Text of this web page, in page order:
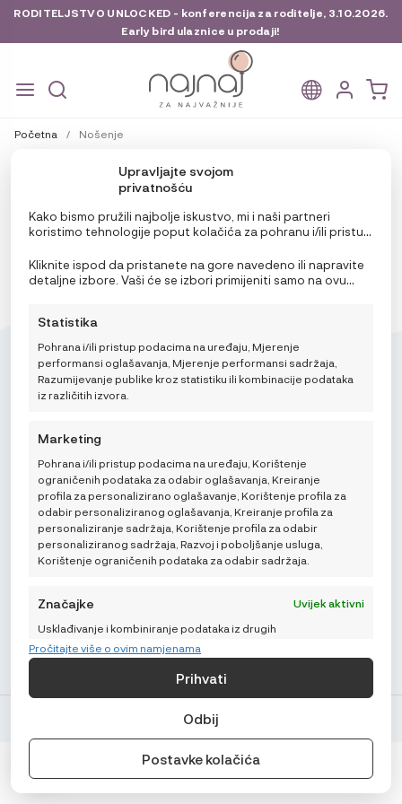
Upravljajte svojom
privatnošću
Kako bismo pružili najbolje iskustvo, mi i naši partneri
koristimo tehnologije poput kolačića za pohranu i/ili pristup
omogućit će nama i našim partnerima obradu osobnih
podataka kao što su ponašanje pri pregledavanju ili
jedinstveni ID-ovi na ovoj stranici i prikazujemo
privole može negativno utjecati na određene značajke i
Kliknite ispod da pristanete na gore navedeno ili napravite
detaljne izbore. Vaši će se izbori primijeniti samo na ovu
prekidača na Politici kolačića ili klikom na gumb za
upravljanje privolom na dnu ekrana.
Statistika
Pohrana i/ili pristup podacima na uređaju, Mjerenje
performansi oglašavanja, Mjerenje performansi sadržaja,
Razumijevanje publike kroz statistiku ili kombinacije podataka
iz različitih izvora.
Marketing
Pohrana i/ili pristup podacima na uređaju, Korištenje
ograničenih podataka za odabir oglašavanja, Kreiranje
profila za personalizirano oglašavanje, Korištenje profila za
odabir personaliziranog oglašavanja, Kreiranje profila za
personaliziranje sadržaja, Korištenje profila za odabir
personaliziranog sadržaja, Razvoj i poboljšanje usluga,
Korištenje ograničenih podataka za odabir sadržaja.
Značajke
Uvijek aktivni
Usklađivanje i kombiniranje podataka iz drugih
izvora podataka, Povezivanje različitih uređaja,
Identificiranje uređaja na temelju podataka koji
Pružanje sigurnosti, sprječavanje i
otkrivanje prijevara i ispravljanje
grešaka, Pružanje i predstavljanje
oglašavanja i sadržaja.
Uvijek aktivni
Pročitajte više o ovim namjenama
Prihvati
Odbij
Postavke kolačića
RODITELJSTVO UNLOCKED - konferencija za roditelje, 3.10.2026.
Early bird ulaznice u prodaji!
na
do
Početna / Nošenje
Nisu pronađeni proizvodi koji odgovaraju vašem odabiru.
FILTERI
(01) 48 22 132
info@najnaj.eu
SAVJETI
PODRŠKA
NAJNAJ.EU
© Najnaj.eu 2026.